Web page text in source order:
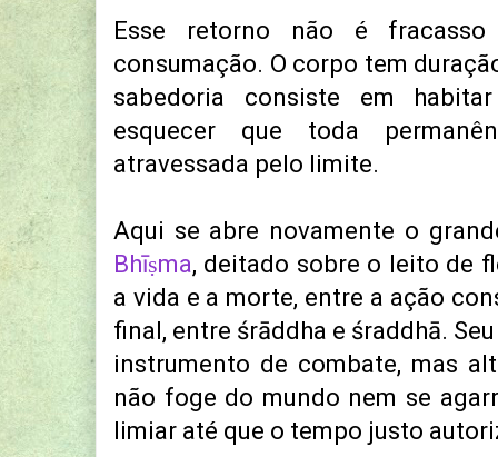
Esse retorno não é
consumação. O corpo tem
sabedoria consiste em
esquecer que toda
atravessada pelo limite.
Aqui se abre novamente o
Bhīṣma, deitado sobre o leito de
a vida e a morte, entre a ação
final, entre śrāddha e śraddhā.
instrumento de combate, mas
não foge do mundo nem se
limiar até que o tempo justo